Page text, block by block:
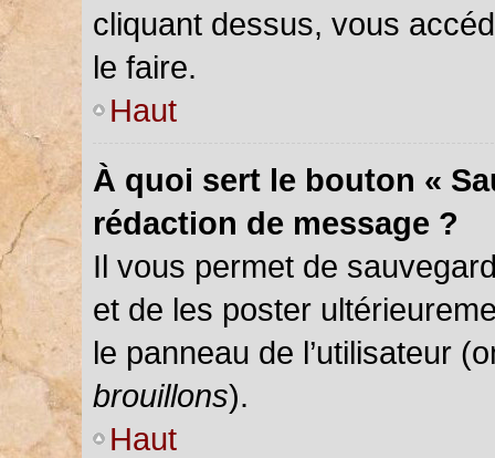
cliquant dessus, vous
le faire.
Haut
À quoi sert le bouton «
rédaction de message ?
Il vous permet de
et de les poster
le panneau de l’utilisateur
brouillons).
Haut